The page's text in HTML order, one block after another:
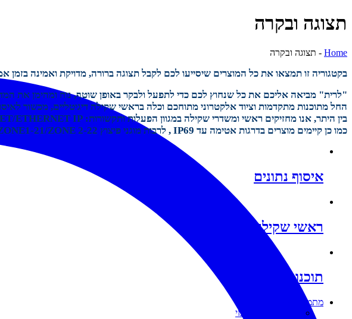
תצוגה ובקרה
Home
- תצוגה ובקרה
בקטגוריה זו תמצאו את כל המוצרים שיסייעו לכם לקבל תצוגה ברורה, מדויקת ואמינה
"לרית" מביאה אליכם את כל שנחוץ לכם כדי לתפעל ולבקר באופן שוטף, נוח ומהימן את
החל מתוכנות מתקדמות וציוד אלקטרוני מתוחכם וכלה בראשי שקילה דיגיטליים, מכשור
בין היתר, אנו מחזיקים ראשי ומשדרי שקילה במגוון הפעלות ותקשורות: ETHERNET IP
כמו כן קיימים מוצרים בדרגות אטימה עד IP69 , לרבות מוגני פיצוץ 21/ZONE 2-22
איסוף נתונים
ראשי שקילה
תוכנות
מתמרי עומס
מתמר עומס מרכזי